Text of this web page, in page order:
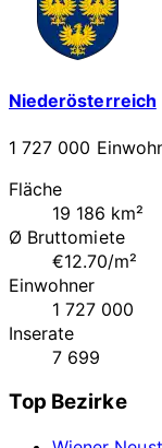
Niederösterreich
1 727 000
Fläche
19 186 km²
Ø Bruttomiete
€12.70/m²
Einwohner
1 727 000
Inserate
7 699
Top Bezirke